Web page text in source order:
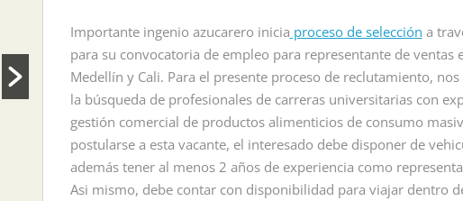
Importante ingenio azucarero inicia proceso de selección a
para su convocatoria de empleo para representante de ventas
Medellín y Cali. Para el presente proceso de reclutamiento,
la búsqueda de profesionales de carreras universitarias con
gestión comercial de productos alimenticios de consumo
postularse a esta vacante, el interesado debe disponer de
además tener al menos 2 años de experiencia como
Asi mismo, debe contar con disponibilidad para viajar dentro
EMPLEO PARA AUXILIAR DE
SOPORTE REMOTO Iniciamos
nuevo proceso de consecución
y búsqueda de personal para
suplir vacante de empleo...
Read More
EMPLEO PARA ANALISTA IA
REMOTO Iniciamos nueva
convocatoria de empleo para
analista de ia remoto para
empresa multinacional de
servicios...
Read More